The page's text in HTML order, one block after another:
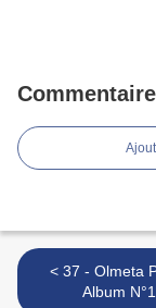
< 37 - Olmeta Pascal -
Album